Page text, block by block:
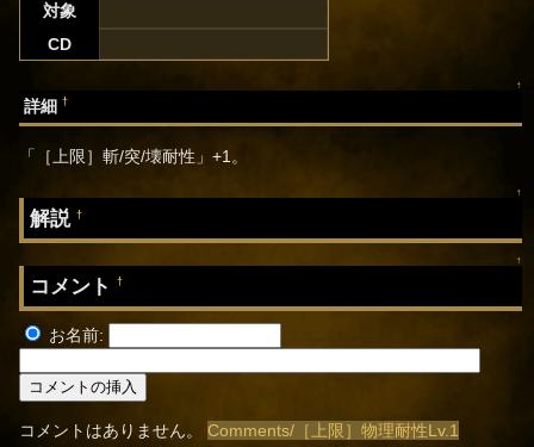
対象
CD
↑
詳細†
「［上限］斬/突/壊耐性」+1。
↑
解説†
↑
コメント†
お名前:
コメントはありません。Comments/［上限］物理耐性Lv.1